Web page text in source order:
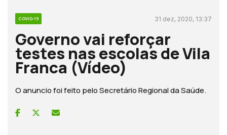
COVID-19 31 dez, 2020, 13:37
Governo vai reforçar
testes nas escolas de Vila
Franca (Vídeo)
O anuncio foi feito pelo Secretário Regional da Saúde.